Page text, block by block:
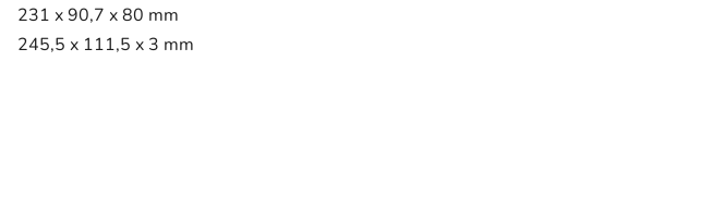
231 x 90,7 x 80 mm
245,5 x 111,5 x 3 mm